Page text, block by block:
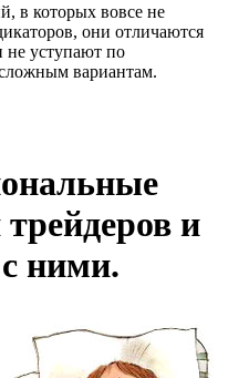
в которых вовсе не
они отличаются
не уступают по
вариантам.
и
ними.